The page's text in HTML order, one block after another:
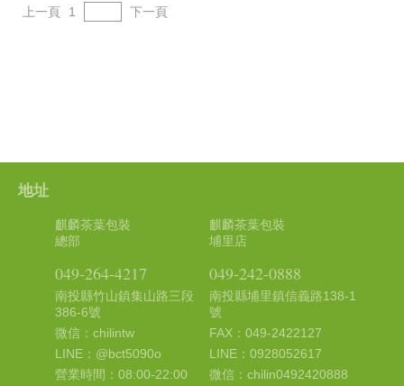
上一頁 1 下一頁
地址
麒麟茶葉包裝
總部
049-264-4217
南投縣竹山鎮集山路三段
386-6號
微信：chilintw
LINE：@bct5090o
營業時間：08:00-22:00
麒麟茶葉包裝
埔里店
049-242-0888
南投縣埔里鎮信義路138-1
號
FAX：049-2422127
LINE：0928052617
微信：chilin0492420888